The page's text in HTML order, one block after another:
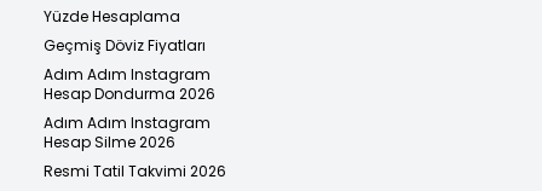
Yüzde Hesaplama
Geçmiş Döviz Fiyatları
Adım Adım Instagram
Hesap Dondurma 2026
Adım Adım Instagram
Hesap Silme 2026
Resmi Tatil Takvimi 2026